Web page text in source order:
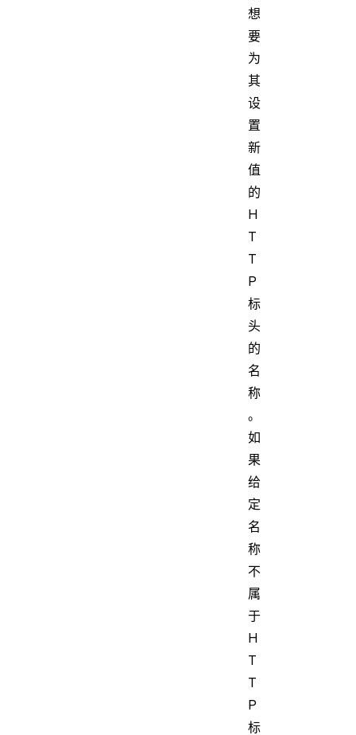
想
要
为
其
设
置
新
值
的
H
T
T
P
标
头
的
名
称
。
如
果
给
定
名
称
不
属
于
H
T
T
P
标